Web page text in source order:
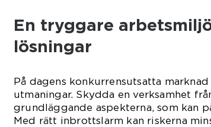
En tryggare
lösningar
På dagens konkurrensutsatta
utmaningar. Skydda en verksamhet
grundläggande aspekterna, som kan
Med rätt inbrottslarm kan riskerna